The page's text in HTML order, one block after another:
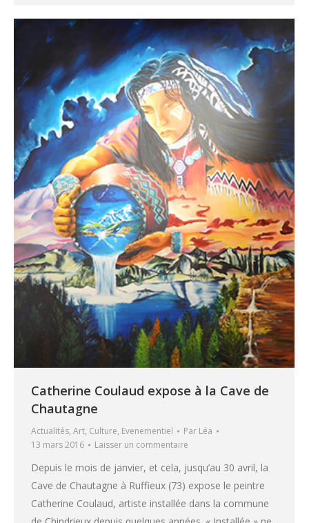
Catherine Coulaud expose à la Cave de
Chautagne
Actualités, Art, Culture, Evenementiel Par Léa
13 mars 2016
Laisser un commentaire
Depuis le mois de janvier, et cela, jusqu’au 30 avril, la
Cave de Chautagne à Ruffieux (73) expose le peintre
Catherine Coulaud, artiste installée dans la commune